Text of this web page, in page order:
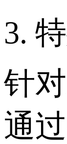
3.
针
通